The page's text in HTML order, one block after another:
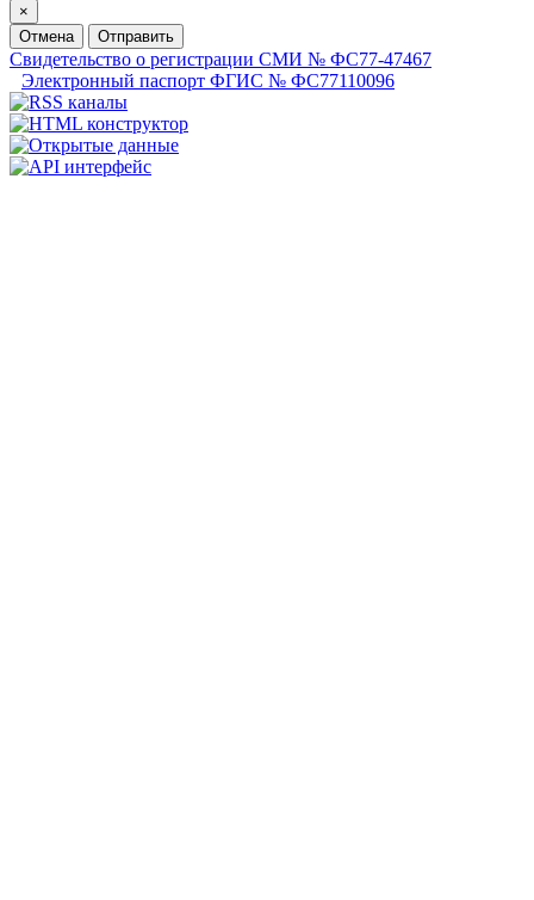
×
Отмена
Отправить
Свидетельство о регистрации СМИ № ФС77-47467
Электронный паспорт ФГИС № ФС77110096